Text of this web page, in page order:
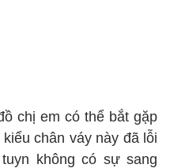
chị em có thể bắt gặp
chân váy này đã lỗi
không có sự sang